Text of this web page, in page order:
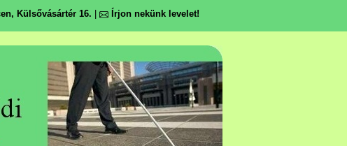
Külsővásártér 16. Írjon nekünk levelet!